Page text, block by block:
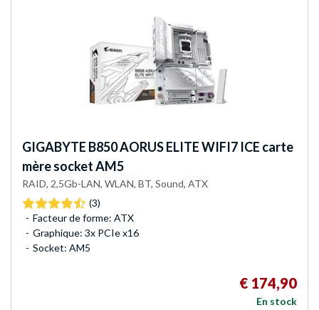
GIGABYTE B850 AORUS ELITE WIFI7 ICE carte
mère socket AM5
RAID, 2,5Gb-LAN, WLAN, BT, Sound, ATX
(3)
Facteur de forme: ATX
Graphique: 3x PCIe x16
Socket: AM5
€ 174,90
En stock